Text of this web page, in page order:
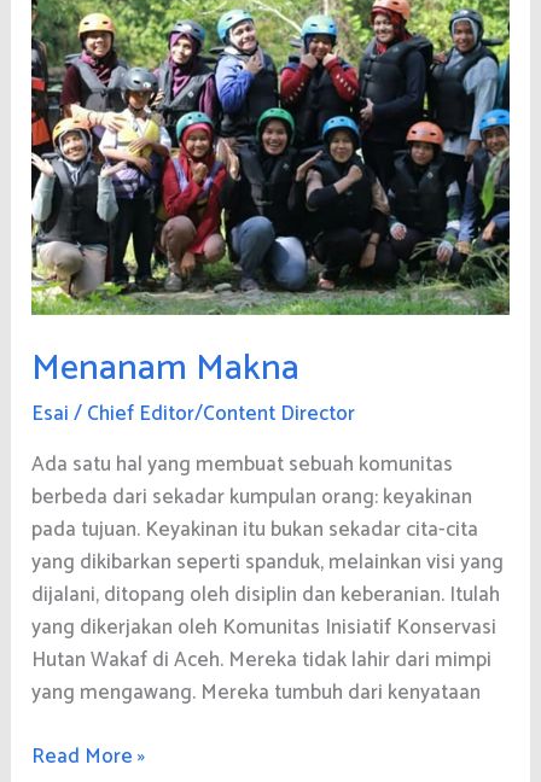
Menanam Makna
Esai/Chief Editor/Content Director
Ada satu hal yang membuat sebuah komunitas
berbeda dari sekadar kumpulan orang: keyakinan
pada tujuan. Keyakinan itu bukan sekadar cita-cita
yang dikibarkan seperti spanduk, melainkan visi yang
dijalani, ditopang oleh disiplin dan keberanian. Itulah
yang dikerjakan oleh Komunitas Inisiatif Konservasi
Hutan Wakaf di Aceh. Mereka tidak lahir dari mimpi
yang mengawang. Mereka tumbuh dari kenyataan
Menanam
Read More »